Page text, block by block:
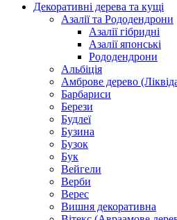
Декоративні дерева та кущі
Азалії та Рододендрони
Азалії гібридні
Азалії японські
Рододендрони
Альбіція
Амброве дерево
Барбариси
Берези
Будлеї
Бузина
Бузок
Бук
Вейгели
Верби
Верес
Вишня декоративна